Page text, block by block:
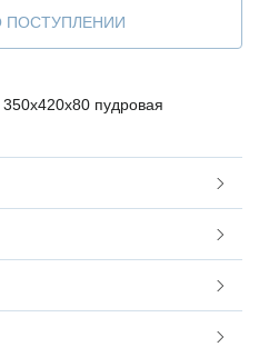
пудровая